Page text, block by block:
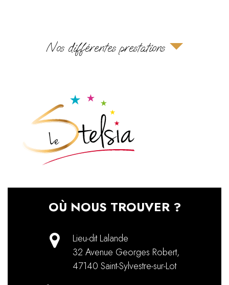
Nos différentes prestations
OÙ NOUS TROUVER ?
Lieu-dit Lalande
32 Avenue Georges Robert,
47140 Saint-Sylvestre-sur-Lot